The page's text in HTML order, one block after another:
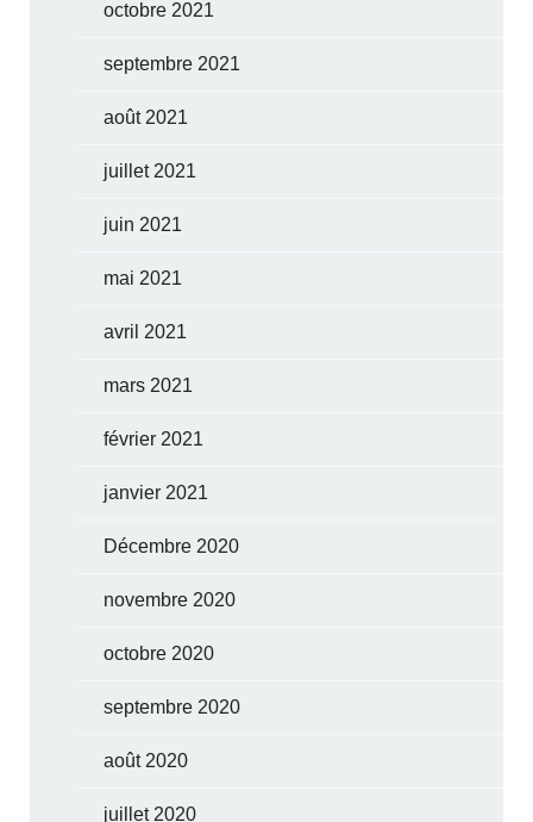
octobre 2021
septembre 2021
août 2021
juillet 2021
juin 2021
mai 2021
avril 2021
mars 2021
février 2021
janvier 2021
Décembre 2020
novembre 2020
octobre 2020
septembre 2020
août 2020
juillet 2020